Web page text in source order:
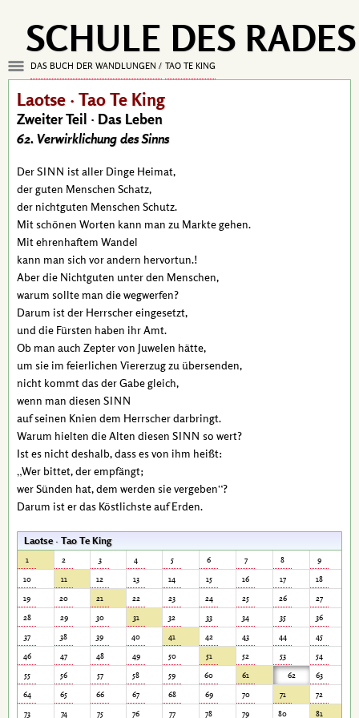
SCHULE DES RADES
DAS BUCH DER WANDLUNGEN TAO TE KING
Laotse · Tao Te King
Zweiter Teil · Das Leben
62. Verwirklichung des Sinns
DerSINN ist aller Dinge Heimat,
der guten Menschen Schatz,
der nichtguten Menschen Schutz.
Mit schönen Worten kann man zu Markte gehen.
Mit ehrenhaftem Wandel
kann man sich vor andern hervortun.!
Aber die Nichtguten unter den Menschen,
warum sollte man die wegwerfen?
Darum ist der Herrscher eingesetzt,
und die Fürsten haben ihr Amt.
Ob man auch Zepter von Juwelen hätte,
um sie im feierlichen Viererzug zu übersenden,
nicht kommt das der Gabe gleich,
wenn man diesen SINN
auf seinen Knien dem Herrscher darbringt.
Warum hielten die Alten diesen SINN so wert?
Ist es nicht deshalb, dass es von ihm heißt:
Wer bittet, der empfängt;
wer Sünden hat, dem werden sie vergeben ?
Darum ist er das Köstlichste auf Erden.
Laotse · Tao Te King
1 2 3 4 5 6 7 8 9
10 11 12 13 14 15 16 17 18
19 20 21 22 23 24 25 26 27
28 29 30 31 32 33 34 35 36
37 38 39 40 41 42 43 44 45
46 47 48 49 50 51 52 53 54
55 56 57 58 59 60 61 62 63
64 65 66 67 68 69 70 71 72
73 74 75 76 77 78 79 80 81